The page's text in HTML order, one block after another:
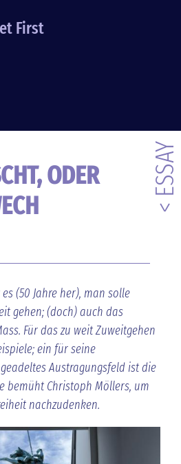
First
< ESSAY
ODER
(50 Jahre her), man solle
gehen; (doch) auch das
Für das zu weit Zuweitgehen
ein für seine
Austragungsfeld ist die
bemüht Christoph Möllers, um
nachzudenken.